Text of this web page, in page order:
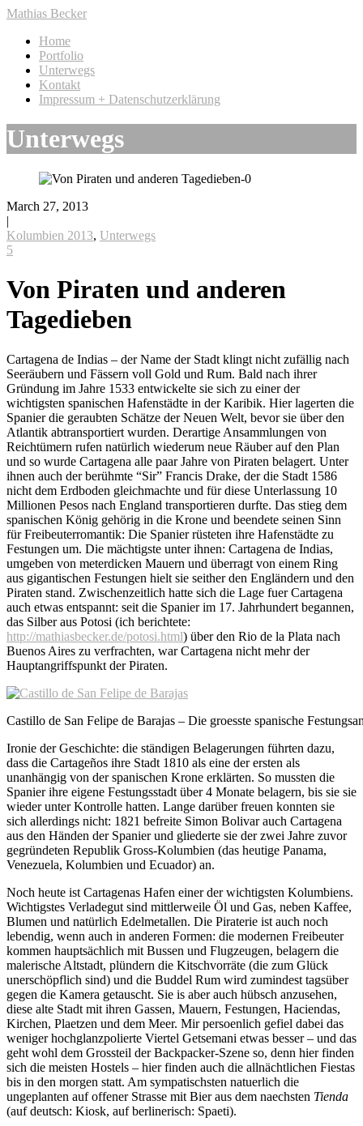
Mathias Becker
Home
Portfolio
Unterwegs
Kontakt
Impressum + Datenschutzerklärung
Unterwegs
March 27, 2013
|
Kolumbien 2013, Unterwegs
5
Von Piraten und anderen
Tagedieben
Cartagena de Indias – der Name der Stadt klingt nicht zufällig nach
Seeräubern und Fässern voll Gold und Rum. Bald nach ihrer
Gründung im Jahre 1533 entwickelte sie sich zu einer der
wichtigsten spanischen Hafenstädte in der Karibik. Hier lagerten die
Spanier die geraubten Schätze der Neuen Welt, bevor sie über den
Atlantik abtransportiert wurden. Derartige Ansammlungen von
Reichtümern rufen natürlich wiederum neue Räuber auf den Plan
und so wurde Cartagena alle paar Jahre von Piraten belagert. Unter
ihnen auch der berühmte “Sir” Francis Drake, der die Stadt 1586
nicht dem Erdboden gleichmachte und für diese Unterlassung 10
Millionen Pesos nach England transportieren durfte. Das stieg dem
spanischen König gehörig in die Krone und beendete seinen Sinn
für Freibeuterromantik: Die Spanier rüsteten ihre Hafenstädte zu
Festungen um. Die mächtigste unter ihnen: Cartagena de Indias,
umgeben von meterdicken Mauern und überragt von einem Ring
aus gigantischen Festungen hielt sie seither den Engländern und den
Piraten stand. Zwischenzeitlich hatte sich die Lage fuer Cartagena
auch etwas entspannt: seit die Spanier im 17. Jahrhundert begannen,
das Silber aus Potosi (ich berichtete:
http://mathiasbecker.de/potosi.html) über den Rio de la Plata nach
Buenos Aires zu verfrachten, war Cartagena nicht mehr der
Hauptangriffspunkt der Piraten.
Castillo de San Felipe de Barajas – Die groesste spanische
Ironie der Geschichte: die ständigen Belagerungen führten dazu,
dass die Cartageños ihre Stadt 1810 als eine der ersten als
unanhängig von der spanischen Krone erklärten. So mussten die
Spanier ihre eigene Festungsstadt über 4 Monate belagern, bis sie sie
wieder unter Kontrolle hatten. Lange darüber freuen konnten sie
sich allerdings nicht: 1821 befreite Simon Bolivar auch Cartagena
aus den Händen der Spanier und gliederte sie der zwei Jahre zuvor
gegründeten Republik Gross-Kolumbien (das heutige Panama,
Venezuela, Kolumbien und Ecuador) an.
Noch heute ist Cartagenas Hafen einer der wichtigsten Kolumbiens.
Wichtigstes Verladegut sind mittlerweile Öl und Gas, neben Kaffee,
Blumen und natürlich Edelmetallen. Die Piraterie ist auch noch
lebendig, wenn auch in anderen Formen: die modernen Freibeuter
kommen hauptsächlich mit Bussen und Flugzeugen, belagern die
malerische Altstadt, plündern die Kitschvorräte (die zum Glück
unerschöpflich sind) und die Buddel Rum wird zumindest tagsüber
gegen die Kamera getauscht. Sie is aber auch hübsch anzusehen,
diese alte Stadt mit ihren Gassen, Mauern, Festungen, Haciendas,
Kirchen, Plaetzen und dem Meer. Mir persoenlich gefiel dabei das
weniger hochglanzpolierte Viertel Getsemani etwas besser – und das
geht wohl dem Grossteil der Backpacker-Szene so, denn hier finden
sich die meisten Hostels – hier finden auch die allnächtlichen Fiestas
bis in den morgen statt. Am sympatischsten natuerlich die
ungeplanten auf offener Strasse mit Bier aus dem naechsten Tienda
(auf deutsch: Kiosk, auf berlinerisch: Spaeti).